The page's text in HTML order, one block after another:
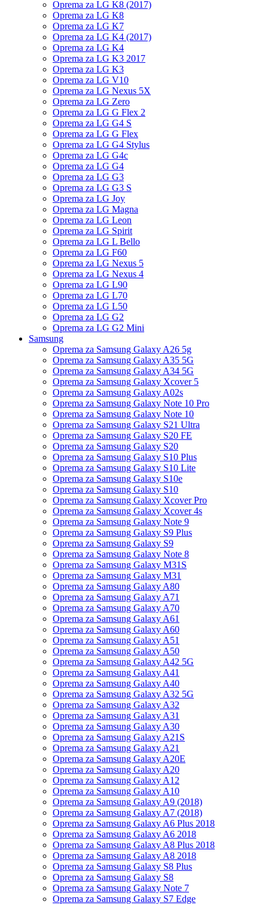
Oprema za LG K8 (2017)
Oprema za LG K8
Oprema za LG K7
Oprema za LG K4 (2017)
Oprema za LG K4
Oprema za LG K3 2017
Oprema za LG K3
Oprema za LG V10
Oprema za LG Nexus 5X
Oprema za LG Zero
Oprema za LG G Flex 2
Oprema za LG G4 S
Oprema za LG G Flex
Oprema za LG G4 Stylus
Oprema za LG G4c
Oprema za LG G4
Oprema za LG G3
Oprema za LG G3 S
Oprema za LG Joy
Oprema za LG Magna
Oprema za LG Leon
Oprema za LG Spirit
Oprema za LG L Bello
Oprema za LG F60
Oprema za LG Nexus 5
Oprema za LG Nexus 4
Oprema za LG L90
Oprema za LG L70
Oprema za LG L50
Oprema za LG G2
Oprema za LG G2 Mini
Samsung
Oprema za Samsung Galaxy A26 5g
Oprema za Samsung Galaxy A35 5G
Oprema za Samsung Galaxy A34 5G
Oprema za Samsung Galaxy Xcover 5
Oprema za Samsung Galaxy A02s
Oprema za Samsung Galaxy Note 10 Pro
Oprema za Samsung Galaxy Note 10
Oprema za Samsung Galaxy S21 Ultra
Oprema za Samsung Galaxy S20 FE
Oprema za Samsung Galaxy S20
Oprema za Samsung Galaxy S10 Plus
Oprema za Samsung Galaxy S10 Lite
Oprema za Samsung Galaxy S10e
Oprema za Samsung Galaxy S10
Oprema za Samsung Galaxy Xcover Pro
Oprema za Samsung Galaxy Xcover 4s
Oprema za Samsung Galaxy Note 9
Oprema za Samsung Galaxy S9 Plus
Oprema za Samsung Galaxy S9
Oprema za Samsung Galaxy Note 8
Oprema za Samsung Galaxy M31S
Oprema za Samsung Galaxy M31
Oprema za Samsung Galaxy A80
Oprema za Samsung Galaxy A71
Oprema za Samsung Galaxy A70
Oprema za Samsung Galaxy A61
Oprema za Samsung Galaxy A60
Oprema za Samsung Galaxy A51
Oprema za Samsung Galaxy A50
Oprema za Samsung Galaxy A42 5G
Oprema za Samsung Galaxy A41
Oprema za Samsung Galaxy A40
Oprema za Samsung Galaxy A32 5G
Oprema za Samsung Galaxy A32
Oprema za Samsung Galaxy A31
Oprema za Samsung Galaxy A30
Oprema za Samsung Galaxy A21S
Oprema za Samsung Galaxy A21
Oprema za Samsung Galaxy A20E
Oprema za Samsung Galaxy A20
Oprema za Samsung Galaxy A12
Oprema za Samsung Galaxy A10
Oprema za Samsung Galaxy A9 (2018)
Oprema za Samsung Galaxy A7 (2018)
Oprema za Samsung Galaxy A6 Plus 2018
Oprema za Samsung Galaxy A6 2018
Oprema za Samsung Galaxy A8 Plus 2018
Oprema za Samsung Galaxy A8 2018
Oprema za Samsung Galaxy S8 Plus
Oprema za Samsung Galaxy S8
Oprema za Samsung Galaxy Note 7
Oprema za Samsung Galaxy S7 Edge